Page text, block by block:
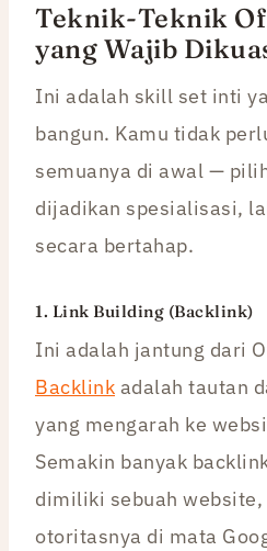
Teknik-Teknik
yang Wajib
Ini adalah skill set inti
bangun. Kamu tidak
semuanya di awal —
dijadikan spesialisasi,
secara bertahap.
1. Link Building (Backlink)
Ini adalah jantung dari
Backlink adalah tautan
yang mengarah ke
Semakin banyak
dimiliki sebuah
otoritasnya di mata